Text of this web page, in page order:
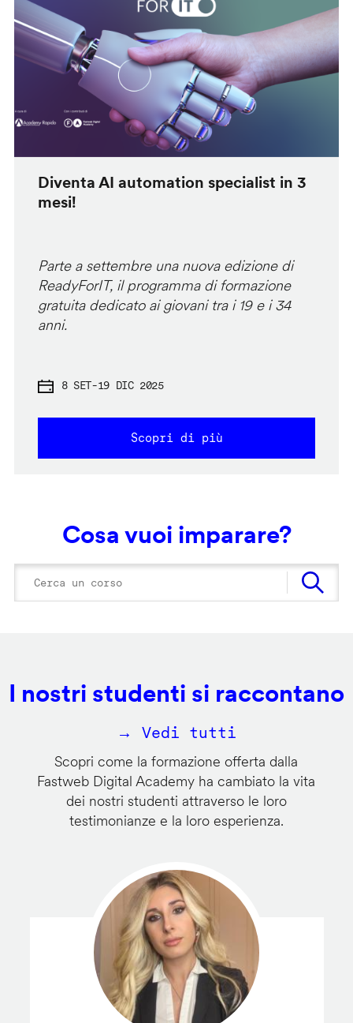
Diventa AI automation specialist in 3
mesi!
Parte a settembre una nuova edizione di
ReadyForIT, il programma di formazione
gratuita dedicato ai giovani tra i 19 e i 34
anni.
8 SET-19 DIC 2025
Scopri di più
Cosa vuoi imparare?
I nostri studenti si raccontano
→ Vedi tutti
Scopri come la formazione offerta dalla
Fastweb Digital Academy ha cambiato la vita
dei nostri studenti attraverso le loro
testimonianze e la loro esperienza.